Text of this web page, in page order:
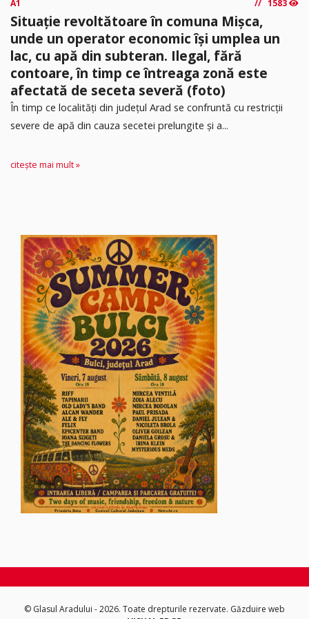
A1 1583
Situație revoltătoare în comuna Mișca,
unde un operator economic își umplea un
lac, cu apă din subteran. Ilegal, fără
contoare, în timp ce întreaga zonă este
afectată de seceta severă (foto)
În timp ce localități din județul Arad se confruntă cu restricții
severe de apă din cauza secetei prelungite și a...
citește mai mult »
© Glasul Aradului - 2026. Toate drepturile rezervate. Găzduire web